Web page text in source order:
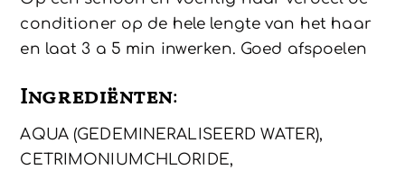
conditioner op de hele lengte van het haar
en laat 3 a 5 min inwerken. Goed afspoelen
Ingrediënten:
AQUA (GEDEMINERALISEERD WATER),
CETRIMONIUMCHLORIDE,